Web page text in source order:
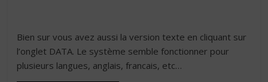
Bien sur vous avez aussi la version texte en cliquant sur
l’onglet DATA. Le système semble fonctionner pour
plusieurs langues, anglais, francais, etc…